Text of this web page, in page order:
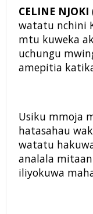
CELINE NJOKI
watatu nchini
mtu kuweka
uchungu
amepitia
Usiku mmoja
hatasahau
watatu
analala
iliyokuwa